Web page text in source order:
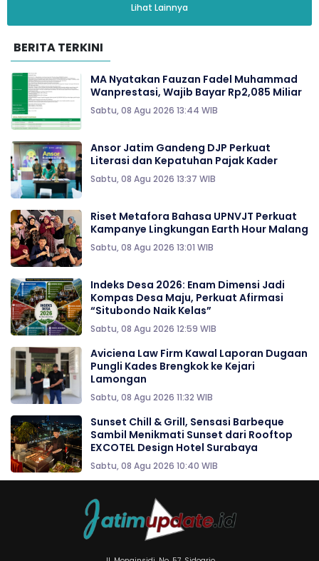
Lihat Lainnya
BERITA TERKINI
MA Nyatakan Fauzan Fadel Muhammad
Wanprestasi, Wajib Bayar Rp2,085 Miliar
Sabtu, 08 Agu 2026 13:44 WIB
Ansor Jatim Gandeng DJP Perkuat
Literasi dan Kepatuhan Pajak Kader
Sabtu, 08 Agu 2026 13:37 WIB
Riset Metafora Bahasa UPNVJT Perkuat
Kampanye Lingkungan Earth Hour Malang
Sabtu, 08 Agu 2026 13:01 WIB
Indeks Desa 2026: Enam Dimensi Jadi
Kompas Desa Maju, Perkuat Afirmasi
“Situbondo Naik Kelas”
Sabtu, 08 Agu 2026 12:59 WIB
Aviciena Law Firm Kawal Laporan Dugaan
Pungli Kades Brengkok ke Kejari
Lamongan
Sabtu, 08 Agu 2026 11:32 WIB
Sunset Chill & Grill, Sensasi Barbeque
Sambil Menikmati Sunset dari Rooftop
EXCOTEL Design Hotel Surabaya
Sabtu, 08 Agu 2026 10:40 WIB